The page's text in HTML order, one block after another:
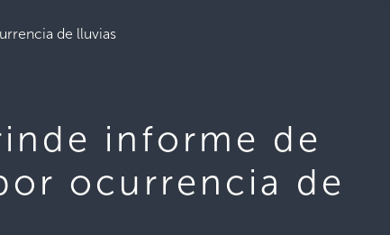
de lluvias
informe de
ocurrencia de